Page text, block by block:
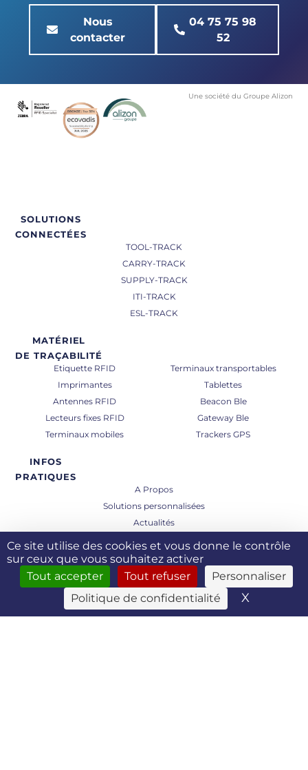
Ce site utilise des cookies et vous donne le contrôle
sur ceux que vous souhaitez activer
Tout accepter
Tout refuser
Personnaliser
Politique de confidentialité
XMasquer
Nous
contacter
04 75 75 98
52
SOLUTIONS
CONNECTÉES
TOOL-TRACK
CARRY-TRACK
SUPPLY-TRACK
ITI-TRACK
ESL-TRACK
MATÉRIEL
DE TRAÇABILITÉ
Etiquette RFID
Imprimantes
Antennes RFID
Lecteurs fixes RFID
Terminaux mobiles
Terminaux transportables
Tablettes
Beacon Ble
Gateway Ble
Trackers GPS
INFOS
PRATIQUES
A Propos
Solutions personnalisées
Actualités
Mentions légales
Politique de Confidentialité
Conditions Générales de Vente
Une société du Groupe Alizon